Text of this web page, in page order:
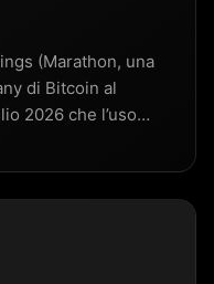
(Marathon, una
di Bitcoin al
2026 che l’uso…